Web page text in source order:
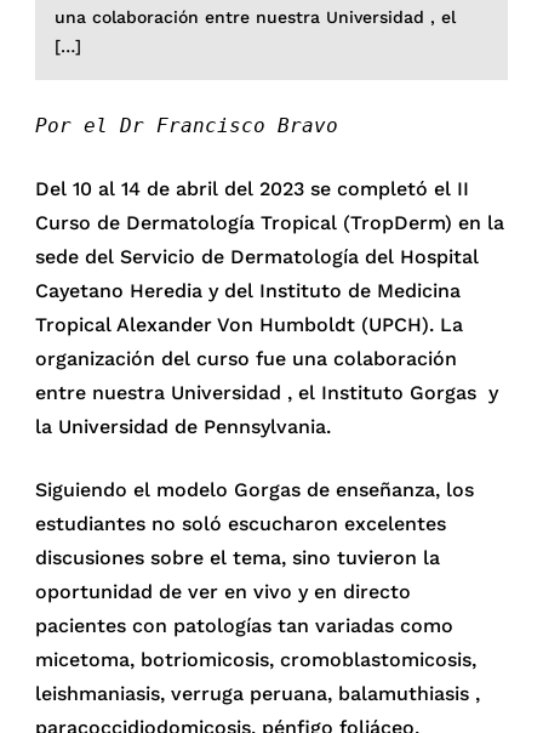
una colaboración entre nuestra Universidad , el
[…]
Por el Dr Francisco Bravo
Del 10 al 14 de abril del 2023 se completó el II
Curso de Dermatología Tropical (TropDerm) en la
sede del Servicio de Dermatología del Hospital
Cayetano Heredia y del Instituto de Medicina
Tropical Alexander Von Humboldt (UPCH). La
organización del curso fue una colaboración
entre nuestra Universidad , el Instituto Gorgas y
la Universidad de Pennsylvania.
Siguiendo el modelo Gorgas de enseñanza, los
estudiantes no soló escucharon excelentes
discusiones sobre el tema, sino tuvieron la
oportunidad de ver en vivo y en directo
pacientes con patologías tan variadas como
micetoma, botriomicosis, cromoblastomicosis,
leishmaniasis, verruga peruana, balamuthiasis ,
paracoccidiodomicosis, pénfigo foliáceo,